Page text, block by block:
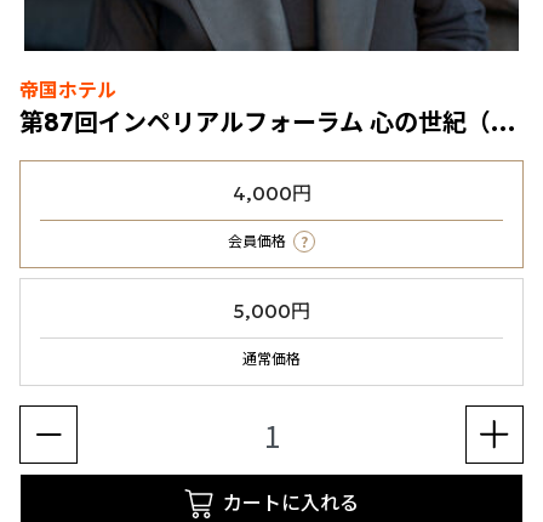
帝国ホテル
第87回インペリアルフォーラム 心の世紀（講演のみ）2026年8月24日（月）
4,000円
会員価格 ?
5,000円
通常価格
カートに入れる